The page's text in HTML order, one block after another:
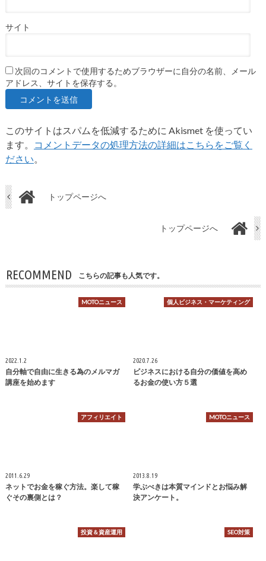
サイト
次回のコメントで使用するためブラウザーに自分の名前、メール
アドレス、サイトを保存する。
このサイトはスパムを低減するために Akismet を使ってい
ます。
コメントデータの処理方法の詳細はこちらをご覧く
ださい。
トップページへ
トップページへ
RECOMMEND こちらの記事も人気です。
MOTOニュース
2022.1.2
自分軸で自由に生きる為のメルマガ
講座を始めます
個人ビジネス・マーケティング
2020.7.26
ビジネスにおける自分の価値を高め
るお金の使い方５選
アフィリエイト
2011.6.29
ネットでお金を稼ぐ方法。楽して稼
ぐその裏側とは？
MOTOニュース
2013.8.19
学ぶべきは本質マインドとお悩み解
決アンケート。
投資＆資産運用 SEO対策